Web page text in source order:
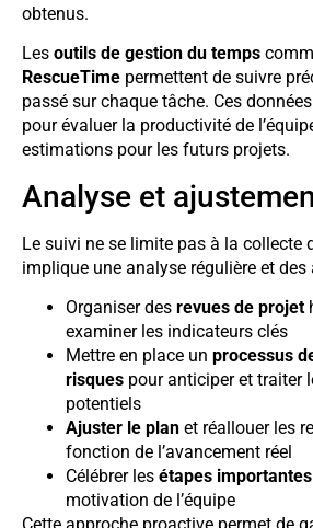
obtenus.
Les outils de gestion du temps
RescueTime permettent de suivre
passé sur chaque tâche. Ces
pour évaluer la productivité de
estimations pour les futurs projets.
Analyse et
Le suivi ne se limite pas à la collecte
implique une analyse régulière et
Organiser des revues de projet
examiner les indicateurs clés
Mettre en place un processus
risques pour anticiper et traiter
potentiels
Ajuster le plan et réallouer les
fonction de l’avancement réel
Célébrer les étapes importantes
motivation de l’équipe